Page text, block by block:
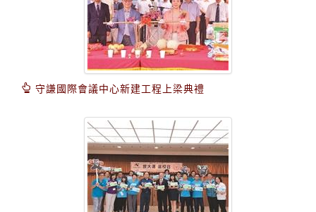
守謙國際會議中心新建工程上梁典禮